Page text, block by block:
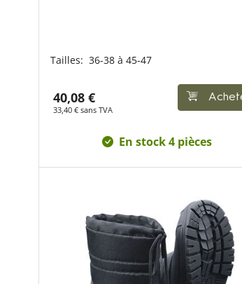
Tailles: 36-38 à 45-47
40,08 €
33,40 € sans TVA
En stock 4 pièces